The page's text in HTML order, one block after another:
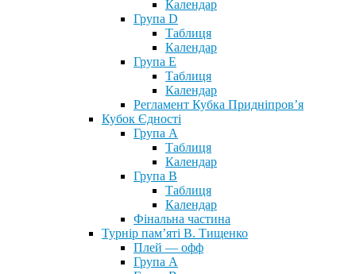
Календар
Група D
Таблиця
Календар
Група Е
Таблиця
Календар
Регламент Кубка Придніпров’я
Кубок Єдності
Група А
Таблиця
Календар
Група В
Таблиця
Календар
Фінальна частина
Турнір пам’яті В. Тищенко
Плей — офф
Група А